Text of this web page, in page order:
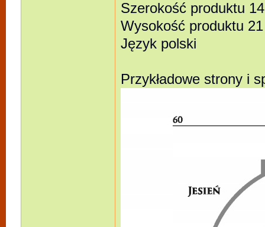
Szerokość produktu
Wysokość produktu
Język polski
Przykładowe strony i